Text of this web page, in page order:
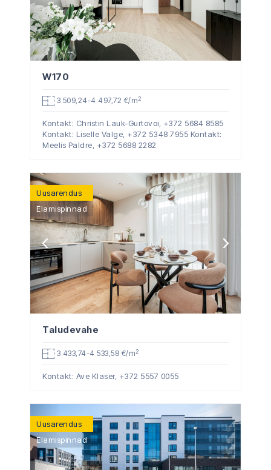
W170
3 509,24-4 497,72 €/m2
Kontakt: Christin Lauk-Gurtovoi, +372 5684 8585
Kontakt: Liselle Valge, +372 5348 7955 Kontakt:
Meelis Paldre, +372 5688 2282
Uusarendus
Elamispinnad
Taludevahe
3 433,74-4 533,58 €/m2
Kontakt: Ave Klaser, +372 5557 0055
Uusarendus
Elamispinnad